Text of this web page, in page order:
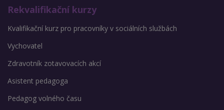
Rekvalifikační kurzy
Kvalifikační kurz pro pracovníky v sociálních službách
Vychovatel
Zdravotník zotavovacích akcí
Asistent pedagoga
Pedagog volného času